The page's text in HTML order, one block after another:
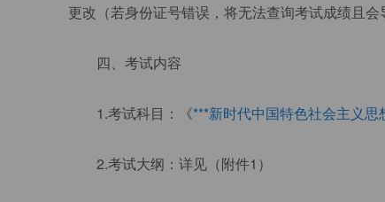
更改（若身份证号错误，将无法查询考试成绩且会
四、考试内容
1.考试科目：《***新时代中国特色社会主义思
2.考试大纲：详见（附件1）